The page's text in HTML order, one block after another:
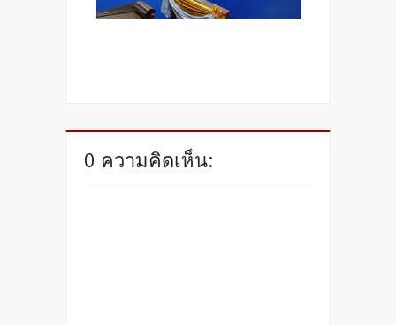
0 ความคิดเห็น: